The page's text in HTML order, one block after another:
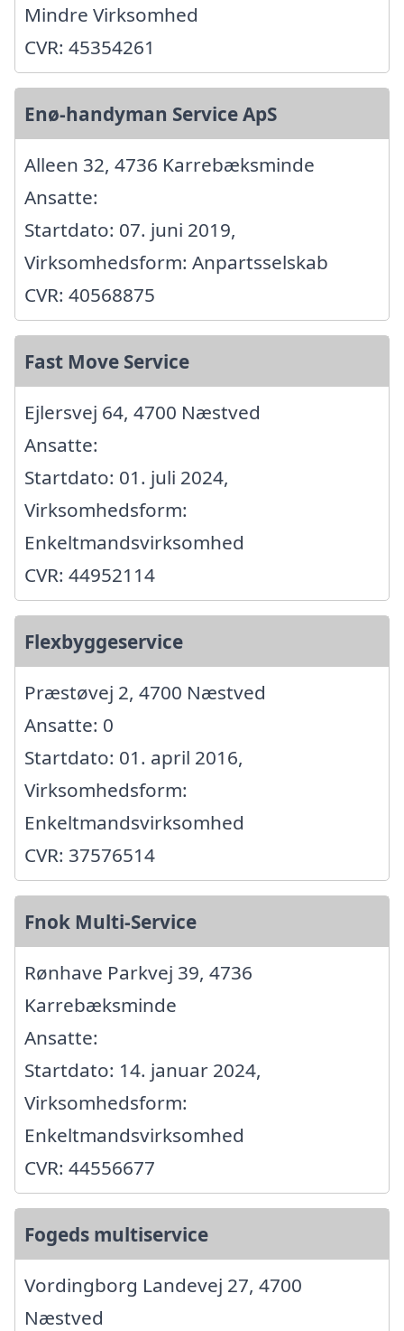
Mindre Virksomhed
CVR: 45354261
Enø-handyman Service ApS
Alleen 32, 4736 Karrebæksminde
Ansatte:
Startdato: 07. juni 2019,
Virksomhedsform: Anpartsselskab
CVR: 40568875
Fast Move Service
Ejlersvej 64, 4700 Næstved
Ansatte:
Startdato: 01. juli 2024,
Virksomhedsform:
Enkeltmandsvirksomhed
CVR: 44952114
Flexbyggeservice
Præstøvej 2, 4700 Næstved
Ansatte: 0
Startdato: 01. april 2016,
Virksomhedsform:
Enkeltmandsvirksomhed
CVR: 37576514
Fnok Multi-Service
Rønhave Parkvej 39, 4736
Karrebæksminde
Ansatte:
Startdato: 14. januar 2024,
Virksomhedsform:
Enkeltmandsvirksomhed
CVR: 44556677
Fogeds multiservice
Vordingborg Landevej 27, 4700
Næstved